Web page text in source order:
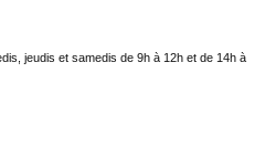
jeudis et samedis de 9h à 12h et de 14h à